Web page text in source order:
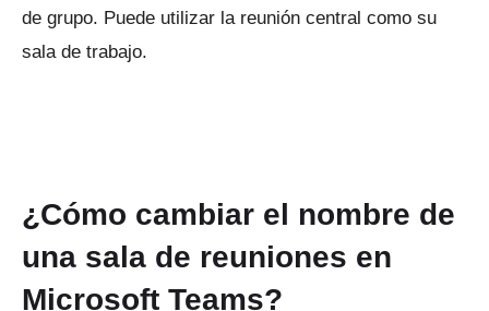
de grupo. Puede utilizar la reunión central como su
sala de trabajo.
¿Cómo cambiar el nombre de
una sala de reuniones en
Microsoft Teams?